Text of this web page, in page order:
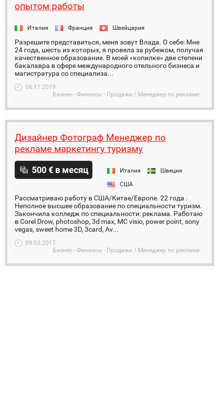
опытом работы
Италия Франция Швейцария
Разрешите представиться, меня зовут Влада. О себе: Мне
24 года, шесть из которых, я провела за рубежом, получая
качественное образование. В моей «копилке» две степени
бакалавра в сфере международного отельного бизнеса и
магистратура со специализа...
06.11.2019
Бизнес - Финансы - Продажи / Менеджер по рекламе
Дизайнер Фотограф Менеджер по
рекламе маркетингу туризму
500 € в месяц Италия
Швеция
США
Рассматриваю работу в США/Китае/Европе. 22 года .
Неполное высшее образование по специальности туризм.
Закончила колледж по специальности: реклама. Работаю
в Corel Drow, photoshop, 3d max, MC visio, power point, sony
vegas, sweet home 3D, 3card, Av...
09.03.2017
Бизнес - Финансы - Продажи / Менеджер по рекламе